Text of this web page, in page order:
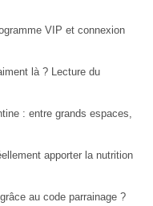
VIP et connexion
là ? Lecture du
: entre grands espaces,
apporter la nutrition
au code parrainage ?